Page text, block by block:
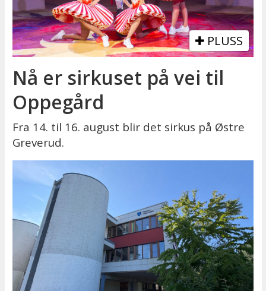
PLUSS
Nå er sirkuset på vei til
Oppegård
Fra 14. til 16. august blir det sirkus på Østre
Greverud.